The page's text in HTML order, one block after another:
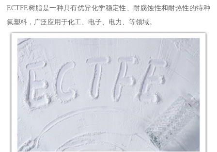
ECTFE树脂是一种具有优异化学稳定性、耐腐蚀性和耐热性的特种
氟塑料，广泛应用于化工、电子、电力、等领域。